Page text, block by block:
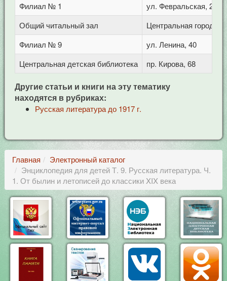
Филиал № 1
ул. Февральская, 283
Общий читальный зал
Центральная
Филиал № 9
ул. Ленина, 40
Центральная детская библиотека
пр. Кирова, 68
Другие статьи и книги на эту тематику
находятся в рубриках:
Русская литература до 1917 г.
Главная
Электронный каталог
Энциклопедия для детей Т. 9. Русская литература. Ч.
1. От былин и летописей до классики XIX века